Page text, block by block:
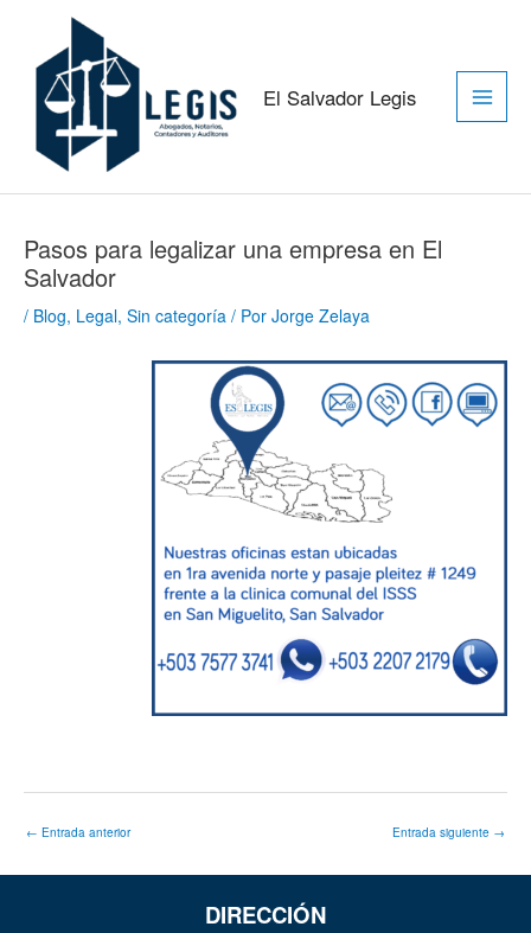
contenido
El Salvador Legis
Pasos para legalizar una empresa en El
Salvador
/ Blog, Legal, Sin categoría / Por Jorge Zelaya
entradas
← Entrada anterior Entrada siguiente →
DIRECCIÓN